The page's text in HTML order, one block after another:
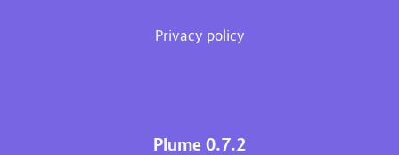
Privacy policy
Plume 0.7.2